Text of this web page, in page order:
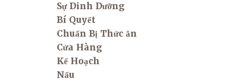
Sự Dinh Dưỡng
Bí Quyết
Chuẩn Bị Thức ăn
Cửa Hàng
Kế Hoạch
Nấu